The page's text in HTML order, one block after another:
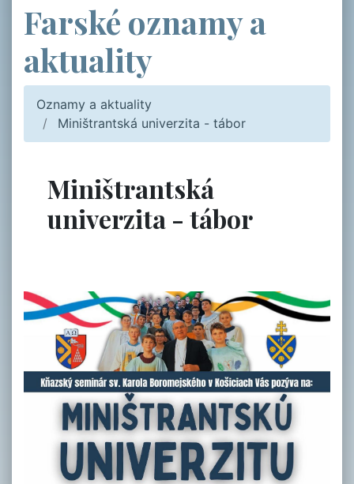
Farské oznamy a
aktuality
Oznamy a aktuality
Miništrantská univerzita - tábor
Miništrantská
univerzita - tábor